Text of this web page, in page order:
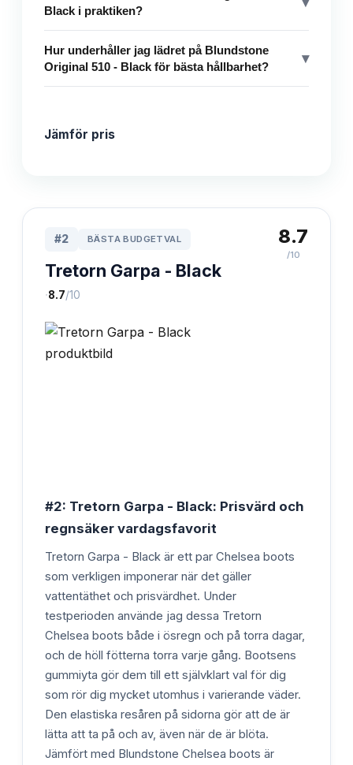
Black i praktiken?
Hur underhåller jag lädret på Blundstone
Original 510 - Black för bästa hållbarhet?
▾
Jämför pris
#2 BÄSTA BUDGETVAL
Tretorn Garpa - Black
·8.7/10
8.7
/10
#2: Tretorn Garpa - Black: Prisvärd och
regnsäker vardagsfavorit
Tretorn Garpa - Black är ett par Chelsea boots
som verkligen imponerar när det gäller
vattentäthet och prisvärdhet. Under
testperioden använde jag dessa Tretorn
Chelsea boots både i ösregn och på torra dagar,
och de höll fötterna torra varje gång. Bootsens
gummiyta gör dem till ett självklart val för dig
som rör dig mycket utomhus i varierande väder.
Den elastiska resåren på sidorna gör att de är
lätta att ta på och av, även när de är blöta.
Jämfört med Blundstone Chelsea boots är